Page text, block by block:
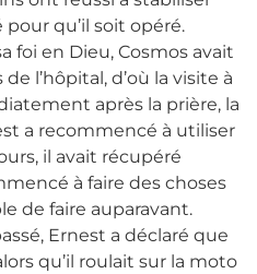
qu’il soit opéré.
foi en Dieu, Cosmos avait
l’hôpital, d’où la visite à
après la prière, la
a recommencé à utiliser
il avait récupéré
à faire des choses
de faire auparavant.
Ernest a déclaré que
qu’il roulait sur la moto